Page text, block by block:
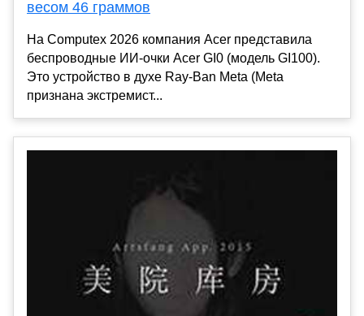
весом 46 граммов
На Computex 2026 компания Acer представила
беспроводные ИИ-очки Acer GI0 (модель GI100).
Это устройство в духе Ray-Ban Meta (Meta
признана экстремист...